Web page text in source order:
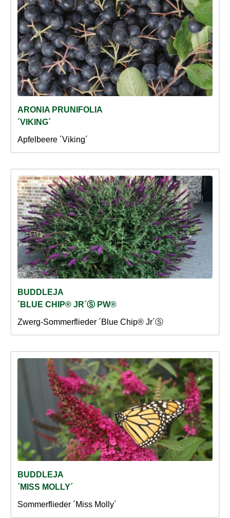
ARONIA PRUNIFOLIA
´VIKING´
Apfelbeere ´Viking´
BUDDLEJA
´BLUE CHIP® JR´Ⓢ PW®
Zwerg-Sommerflieder ´Blue Chip® Jr´Ⓢ
BUDDLEJA
´MISS MOLLY´
Sommerflieder ´Miss Molly´